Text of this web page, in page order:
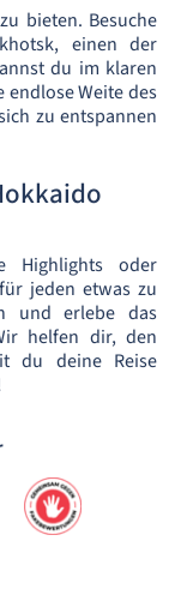
bieten. Besuche
einen der
du im klaren
endlose Weite des
zu entspannen
Highlights oder
jeden etwas zu
und erlebe das
helfen dir, den
du deine Reise